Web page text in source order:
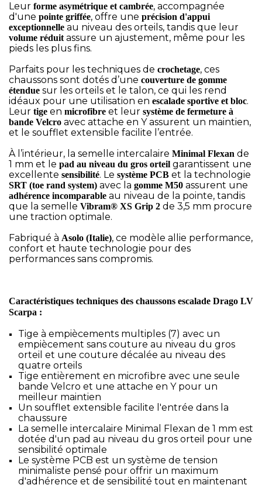
Leur forme asymétrique et cambrée, accompagnée
d'une pointe griffée, offre une précision d'appui
exceptionnelle au niveau des orteils, tandis que leur
volume réduitassure un ajustement, même pour les
pieds les plus fins.
Parfaits pour les techniques de crochetage, ces
chaussons sont dotés d’une couverture de gomme
étendue sur les orteils et le talon, ce qui les rend
idéaux pour une utilisation en escalade sportive et bloc.
Leur tige en microfibre et leur système de fermeture à
bande Velcro avec attache en Y assurent un maintien,
et le soufflet extensible facilite l’entrée.
À l’intérieur, la semelle intercalaire Minimal Flexan de
1 mm et le pad au niveau du gros orteil garantissent une
excellente sensibilité. Le système PCB et la technologie
SRT (toe rand system) avec la gomme M50 assurent une
adhérence incomparable au niveau de la pointe, tandis
que la semelle Vibram® XS Grip 2 de 3,5 mm procure
une traction optimale.
Fabriqué à Asolo (Italie), ce modèle allie performance,
confort et haute technologie pour des
performances sans compromis.
Caractéristiques techniques des chaussons escalade Drago LV
Scarpa :
Tige à empiècements multiples (7) avec un
empiècement sans couture au niveau du gros
orteil et une couture décalée au niveau des
quatre orteils
Tige entièrement en microfibre avec une seule
bande Velcro et une attache en Y pour un
meilleur maintien
Un soufflet extensible facilite l'entrée dans la
chaussure
La semelle intercalaire Minimal Flexan de 1 mm est
dotée d'un pad au niveau du gros orteil pour une
sensibilité optimale
Le système PCB est un système de tension
minimaliste pensé pour offrir un maximum
d'adhérence et de sensibilité tout en maintenant